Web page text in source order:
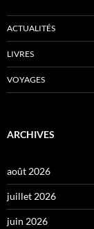
ACTUALITÉS
LIVRES
VOYAGES
ARCHIVES
août 2026
juillet 2026
juin 2026